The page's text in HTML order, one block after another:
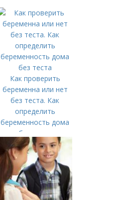
ребенку?
Как проверить
беременна или нет
без теста. Как
определить
беременность дома
без теста